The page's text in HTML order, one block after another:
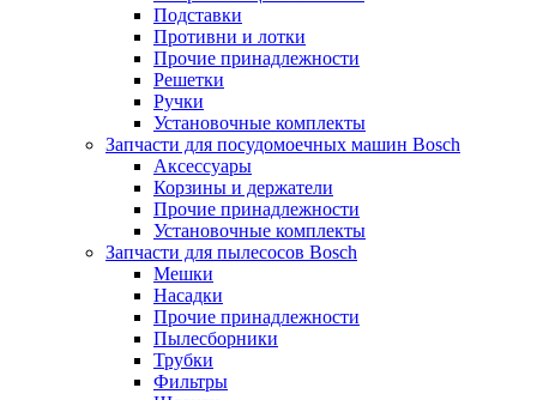
Подставки
Противни и лотки
Прочие принадлежности
Решетки
Ручки
Установочные комплекты
Запчасти для посудомоечных машин Bosch
Аксессуары
Корзины и держатели
Прочие принадлежности
Установочные комплекты
Запчасти для пылесосов Bosch
Мешки
Насадки
Прочие принадлежности
Пылесборники
Трубки
Фильтры